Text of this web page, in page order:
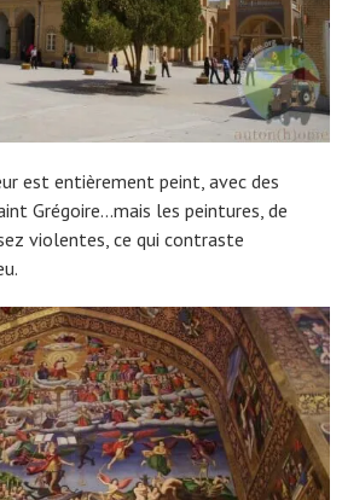
est entièrement peint, avec des
Grégoire…mais les peintures, de
violentes, ce qui contraste